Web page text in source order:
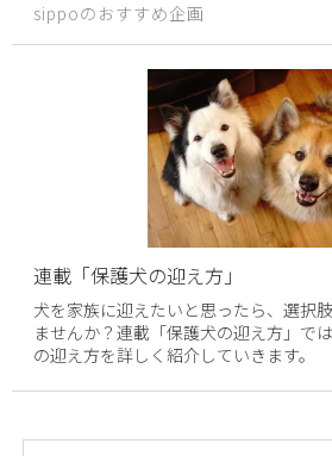
sippoのおすすめ企画
連載「保護犬の迎え方」
犬を家族に迎えたいと思ったら、選択
ませんか？連載「保護犬の迎え方」で
の迎え方を詳しく紹介していきます。